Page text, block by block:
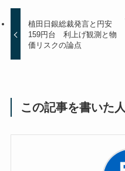
植田日銀総裁発言と円安
159円台 利上げ観測と物
価リスクの論点
この記事を書いた人